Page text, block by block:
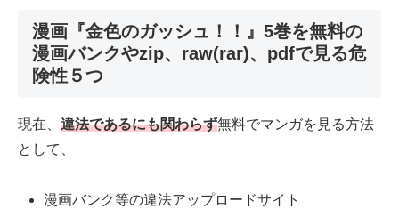
漫画『金色のガッシュ！！』5巻を無料の
漫画バンクやzip、raw(rar)、pdfで見る危
険性５つ
現在、 違法であるにも関わらず無料でマンガを見る方法
として、
漫画バンク等の違法アップロードサイト